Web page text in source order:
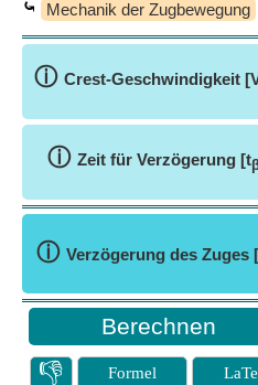
⤿ Mechanik der Zugbewegung
ⓘ Crest-Geschwindigkeit
ⓘ Zeit für Verzögerung [t
ⓘ Verzögerung des Zuges
👎 Formel